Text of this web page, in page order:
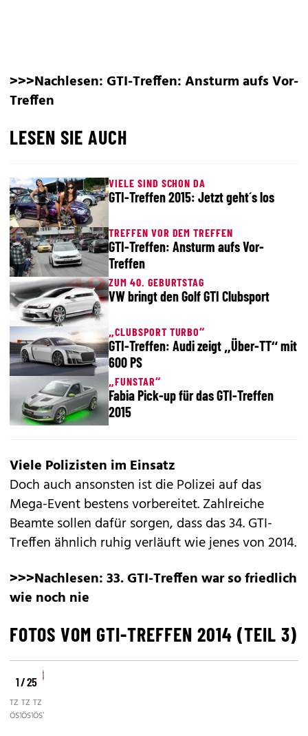
>>>Nachlesen:GTI-Treffen: Ansturm aufs Vor-
Treffen
LESEN SIE AUCH
VIELE SIND SCHON DA
GTI-Treffen 2015: Jetzt geht´s los
TREFFEN VOR DEM TREFFEN
GTI-Treffen: Ansturm aufs Vor-
Treffen
ZUM 40. GEBURTSTAG
VW bringt den Golf GTI Clubsport
„CLUBSPORT TURBO“
GTI-Treffen: Audi zeigt „Über-TT“ mit
600 PS
„FUNSTAR“
Fabia Pick-up für das GTI-Treffen
2015
Viele Polizisten im Einsatz
Doch auch ansonsten ist die Polizei auf das
Mega-Event bestens vorbereitet. Zahlreiche
Beamte sollen dafür sorgen, dass das 34. GTI-
Treffen ähnlich ruhig verläuft wie jenes von 2014.
>>>Nachlesen:33. GTI-Treffen war so friedlich
wie noch nie
FOTOS VOM GTI-TREFFEN 2014 (TEIL 3)
1 / 25
TZ
ÖSTERREICH/RAUNIG
©
TZ
ÖSTERREICH/RAUNIG
©
TZ
ÖSTERREICH/RAUNIG